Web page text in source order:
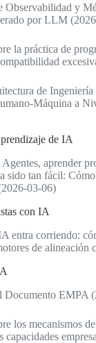
Observabilidad y
por LLM
la práctica de
de
Máquina a
de IA
aprender
sido tan fácil:
03-06)
con IA
entra corriendo:
de alineación
Documento EMPA
los mecanismos
capacidades